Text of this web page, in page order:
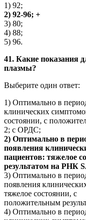
1) 92;
2) 92-96; +
3) 80;
4) 88;
5) 96.
41. Какие показания
плазмы?
Выберите один ответ:
1) Оптимально в
клинических
состоянии, с
2; с ОРДС;
2) Оптимально в
появления
пациентов: тяжелое
результатом на РНК
3) Оптимально в
появления
тяжелое состоянии, с
положительным
4) Оптимально в